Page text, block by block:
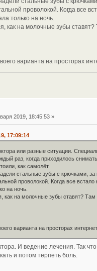
проволокой. Когда все
только на ночь.
как на молочные зубы
варианта на просторах
2019, 18:45:53 »
17:09:14
или разные ситуации.
раз, когда приходилось
как самолёт.
стальные зубы с крючками,
проволокой. Когда все
на ночь.
как на молочные зубы ставят?
варианта на просторах
И ведение лечения. Так что
и потом терпеть боль.